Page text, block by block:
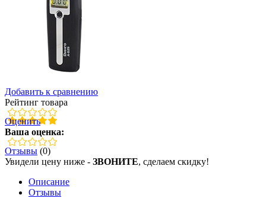
Добавить к сравнению
Рейтинг товара
Оценить
Ваша оценка:
Отзывы (0)
Увидели цену ниже - ЗВОНИТЕ, сделаем скидку!
Описание
Отзывы